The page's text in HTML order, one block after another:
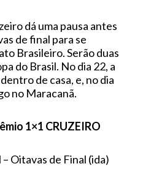
dá uma pausa antes
de final para se
Brasileiro. Serão duas
do Brasil. No dia 22, a
de casa, e, no dia
no Maracanã.
1×1 CRUZEIRO
Oitavas de Final (ida)